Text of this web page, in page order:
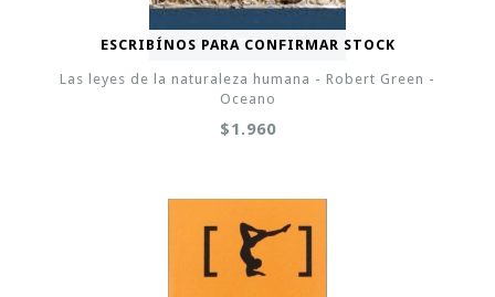
ESCRIBÍNOS PARA CONFIRMAR STOCK
Las leyes de la naturaleza humana - Robert Green -
Oceano
$1.960